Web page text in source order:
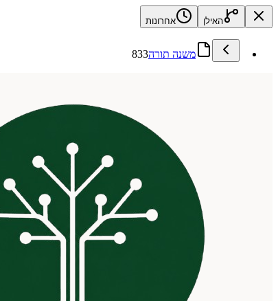
האילן אחרונות
משנה תורה833